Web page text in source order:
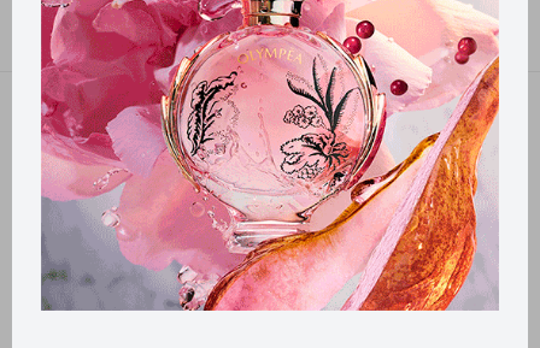
NO SE HAN RECUPERADO PRODUCTOS
¡Lo sentimos! No hay productos en esta sección.
Inténtalo nuevamente con otros criterios de filtrado o busca en otras
secciones de nuestro catálogo.
Adoleta